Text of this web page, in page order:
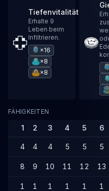
Tiefenvitalität
Erhalte 9
Leben beim
Infiltrieren.
×16
×8
×8
FÄHIGKEITEN
1 2 3 4 5 6
4 4 4 5 5 5
8 9 10 11 12 13
1 1 1 1 1 1